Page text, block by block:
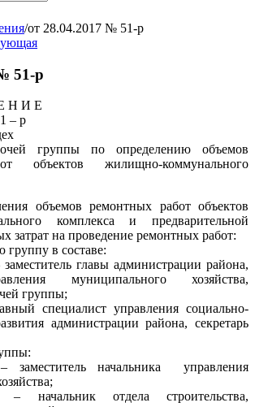
/от 28.04.2017 № 51-р
51-р
Н И Е
– р
группы по определению объемов
объектов жилищно-коммунального
объемов ремонтных работ объектов
комплекса и предварительной
затрат на проведение ремонтных работ:
группу в составе:
главы администрации района,
муниципального хозяйства,
группы;
специалист управления социально-
администрации района, секретарь
начальника управления
начальник отдела строительства,